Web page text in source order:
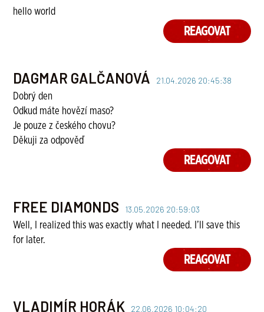
hello world
REAGOVAT
DAGMAR GALČANOVÁ 21.04.2026 20:45:38
Dobrý den
Odkud máte hovězí maso?
Je pouze z českého chovu?
Děkuji za odpověď
REAGOVAT
FREE DIAMONDS 13.05.2026 20:59:03
Well, I realized this was exactly what I needed. I’ll save this
for later.
REAGOVAT
VLADIMÍR HORÁK 22.06.2026 10:04:20